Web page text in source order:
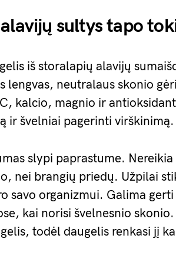
sultys tapo
iš storalapių alavijų
lengvas, neutralaus skonio
kalcio, magnio ir
ir švelniai pagerinti virškinimą.
slypi paprastume.
nei brangių priedų. Užpilai
savo organizmui. Galima
kai norisi švelnesnio
todėl daugelis renkasi jį